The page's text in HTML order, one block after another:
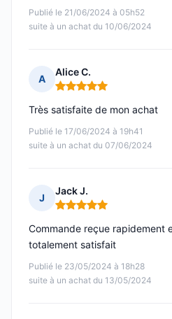
Publié le 21/06/2024 à 05h52
suite à un achat du 10/06/2024
A
Alice C.
Note : 5 sur 5
Publié le 17/06/2024 à 19h41
suite à un achat du 07/06/2024
Très satisfaite de mon achat
J
Jack J.
Note : 5 sur 5
Publié le 23/05/2024 à 18h28
suite à un achat du 13/05/2024
Commande reçue rapidement
totalement satisfait